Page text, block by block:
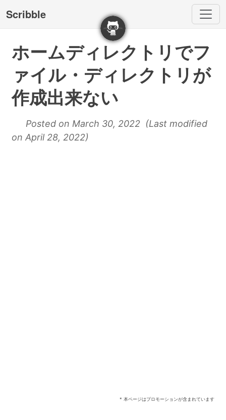
Scribble
ホームディレクトリでフ
ァイル・ディレクトリが
作成出来ない
Posted on March 30, 2022 (Last modified
on April 28, 2022)
* 本ページはプロモーションが含まれています